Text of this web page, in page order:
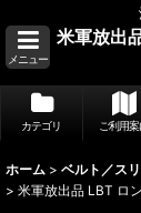
メニュー
米軍放出
カテゴリ ご利用案
ホーム > ベルト／ス
> 米軍放出品 LBT ロ